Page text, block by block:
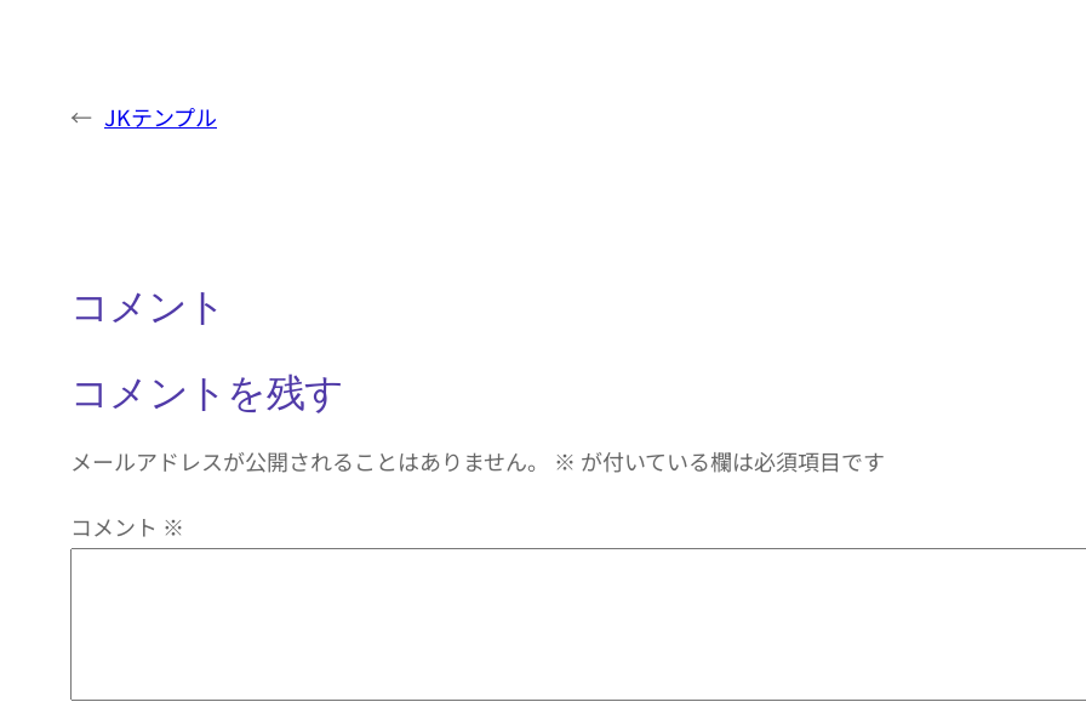
← JKテンプル
コメント
コメントを残す
メールアドレスが公開されることはありません。 ※ が付いている欄は必須項目です
コメント ※